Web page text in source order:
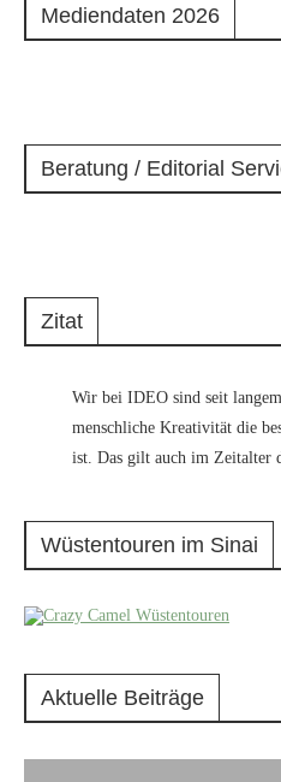
Mediendaten 2026
Beratung / Editorial
Zitat
Wir bei IDEO sind seit
menschliche Kreativität die
ist. Das gilt auch im Zeitalter
Wüstentouren im Sinai
Aktuelle Beiträge